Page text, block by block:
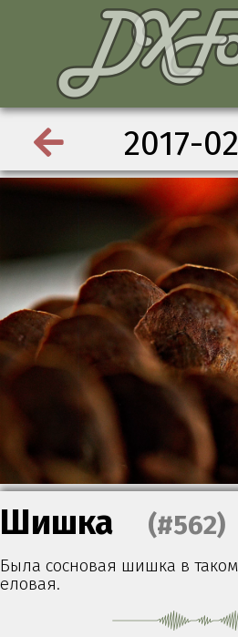
2017-
Шишка (#562)
Была сосновая шишка в
еловая.